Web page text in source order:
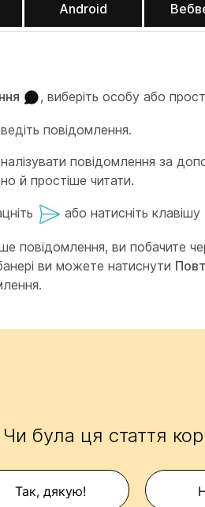
Android
, виберіть особу або
повідомлення.
повідомлення за
й простіше читати.
або натисніть клавішу
повідомлення, ви побачите
ви можете натиснути
Чи була ця стаття
Так, дякую!